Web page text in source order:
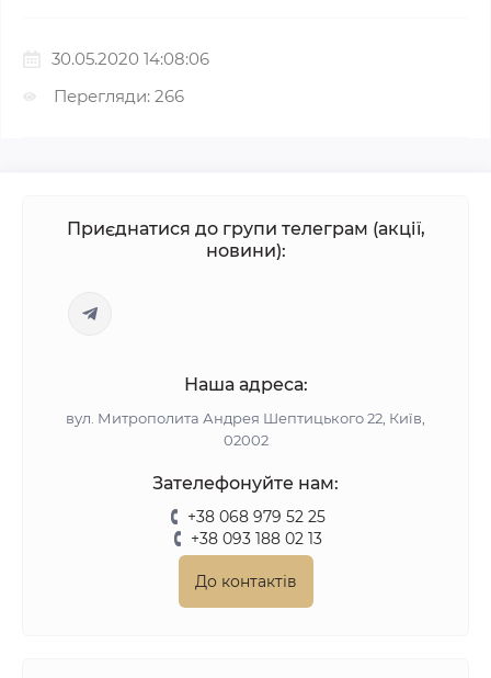
30.05.2020 14:08:06
Перегляди: 266
Приєднатися до групи телеграм (акції,
новини):
Наша адреса:
вул. Митрополита Андрея Шептицького 22, Київ,
02002
Зателефонуйте нам:
+38 068 979 52 25
+38 093 188 02 13
До контактів